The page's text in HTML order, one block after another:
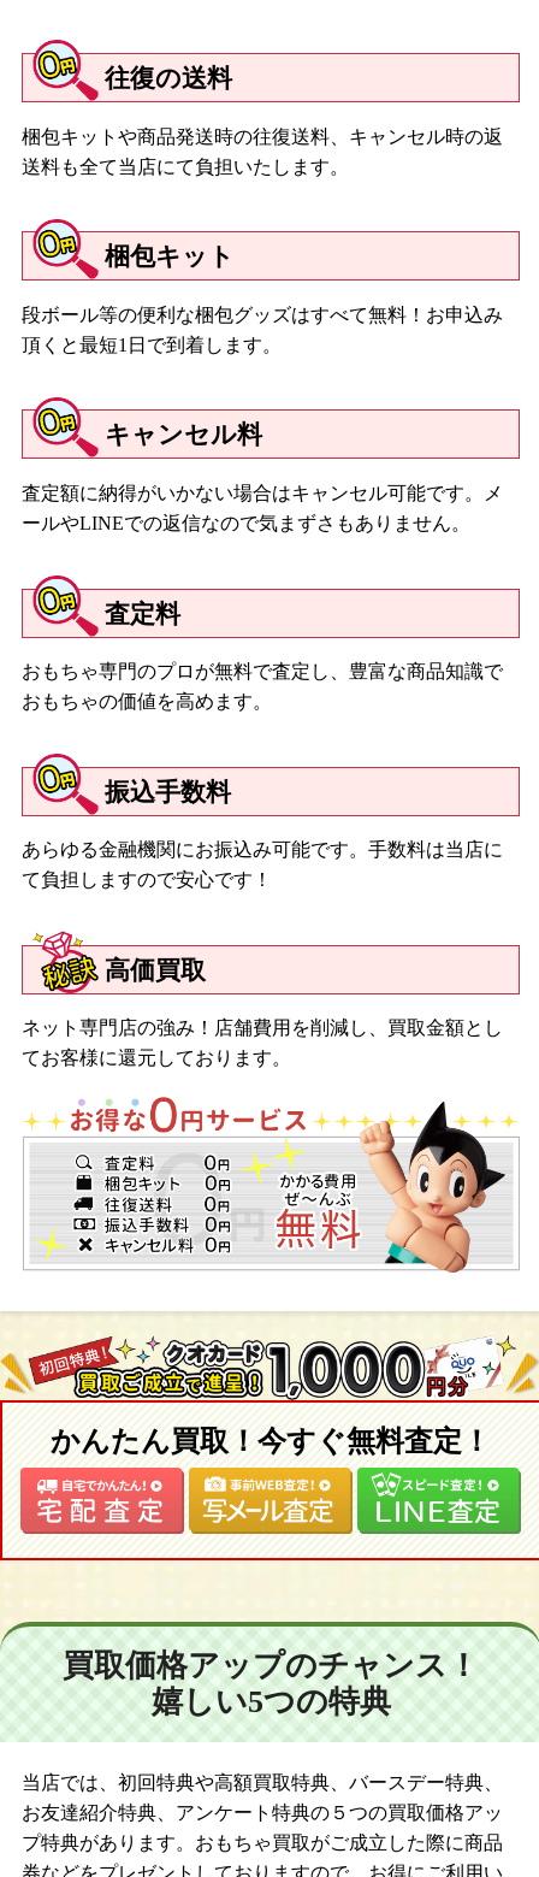
往復の送料
梱包キットや商品発送時の往復送料、キャンセル時の返
送料も全て当店にて負担いたします。
梱包キット
段ボール等の便利な梱包グッズはすべて無料！お申込み
頂くと最短1日で到着します。
キャンセル料
査定額に納得がいかない場合はキャンセル可能です。メ
ールやLINEでの返信なので気まずさもありません。
査定料
おもちゃ専門のプロが無料で査定し、豊富な商品知識で
おもちゃの価値を高めます。
振込手数料
あらゆる金融機関にお振込み可能です。手数料は当店に
て負担しますので安心です！
高価買取
ネット専門店の強み！店舗費用を削減し、買取金額とし
てお客様に還元しております。
かんたん買取！今すぐ無料査定！
買取価格アップのチャンス！
嬉しい5つの特典
当店では、初回特典や高額買取特典、バースデー特典、
お友達紹介特典、アンケート特典の５つの買取価格アッ
プ特典があります。おもちゃ買取がご成立した際に商品
券などをプレゼントしておりますので、お得にご利用い